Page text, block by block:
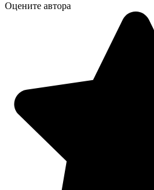
Оцените автора